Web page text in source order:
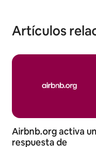
Artículos
Airbnb.org activa
respuesta de